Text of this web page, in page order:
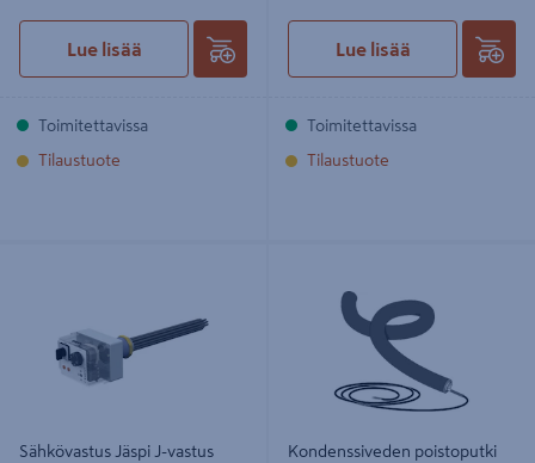
Lue lisää
Toimitettavissa
Tilaustuote
Lue lisää
Toimitettavissa
Tilaustuote
Sähkövastus Jäspi J-vastus
lämpöpumppuvaruste 1m
Kondenssiveden poistoputki